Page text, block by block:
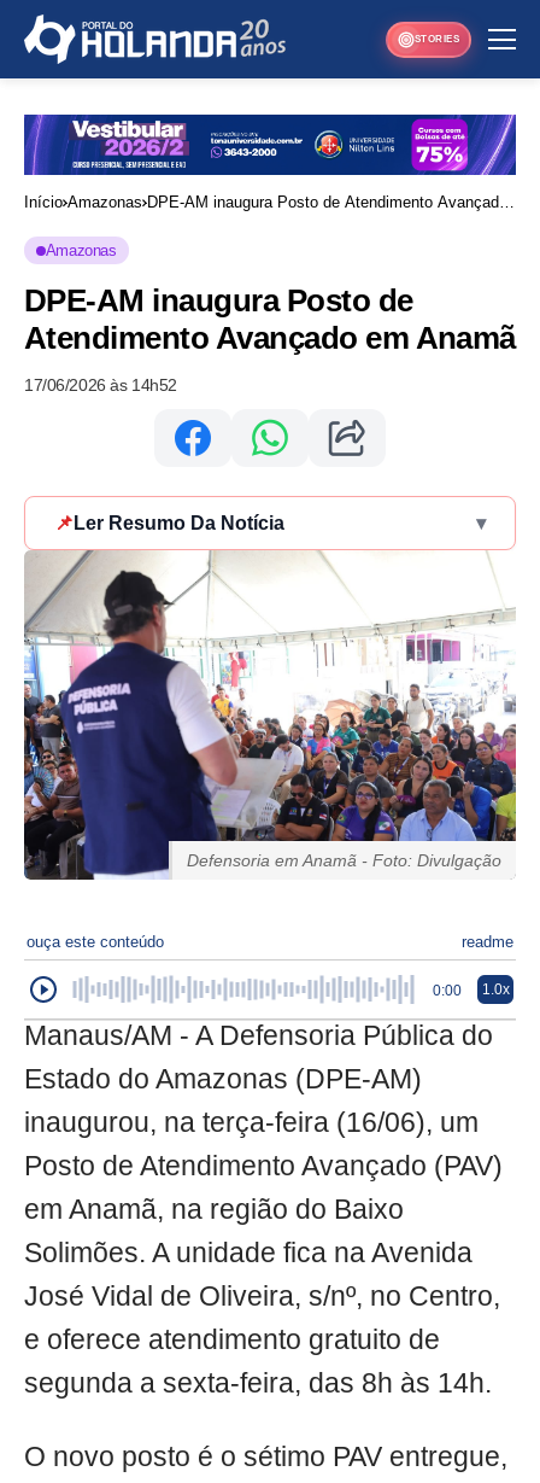
STORIES
Início Amazonas DPE-AM inaugura Posto de Atendimento Avançado
Amazonas
DPE-AM inaugura Posto de
Atendimento Avançado em Anamã
17/06/2026 às 14h52
📌 Ler Resumo Da Notícia ▾
Defensoria em Anamã - Foto: Divulgação
ouça este conteúdo readme
0:00 1.0x
Manaus/AM - A Defensoria Pública do
Estado do Amazonas (DPE-AM)
inaugurou, na terça-feira (16/06), um
Posto de Atendimento Avançado (PAV)
em Anamã, na região do Baixo
Solimões. A unidade fica na Avenida
José Vidal de Oliveira, s/nº, no Centro,
e oferece atendimento gratuito de
segunda a sexta-feira, das 8h às 14h.
O novo posto é o sétimo PAV entregue,